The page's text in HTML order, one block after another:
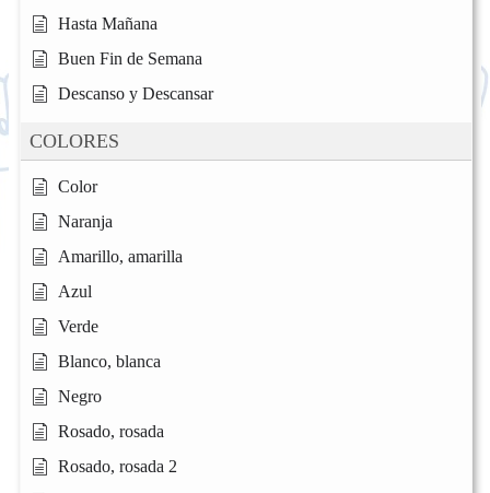
Hasta Mañana
Buen Fin de Semana
Descanso y Descansar
COLORES
Color
Naranja
Amarillo, amarilla
Azul
Verde
Blanco, blanca
Negro
Rosado, rosada
Rosado, rosada 2